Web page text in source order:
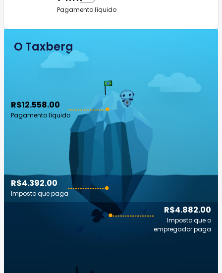
Pagamento líquido
O Taxberg
R$12.558.00
Pagamento líquido
R$4.882.00
Imposto que o
empregador paga
R$4.392.00
Imposto que paga